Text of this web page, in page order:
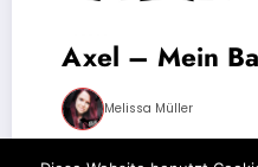
Axel – Mein
Melissa Müller